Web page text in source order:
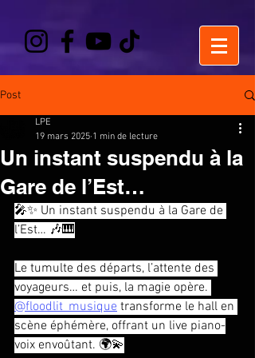
Post
Un instant suspendu à la
Gare de l’Est…
LPE
19 mars 2025 1 min de lecture
🎤✨ Un instant suspendu à la Gare de
l’Est… 🎶🎹
Le tumulte des départs, l’attente des
voyageurs… et puis, la magie opère.
@floodlit_musique transforme le hall en
scène éphémère, offrant un live piano-
voix envoûtant. 🌍💫